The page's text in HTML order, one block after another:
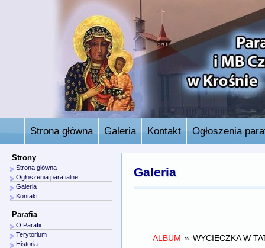
Strona główna Galeria Kontakt Ogłoszenia
Galeria
ALBUM » WYCIECZKA W
Strony
Strona główna
Ogłoszenia parafialne
Galeria
Kontakt
Parafia
O Parafii
Terytorium
Historia